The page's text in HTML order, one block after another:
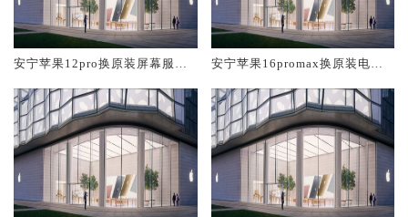
安宁苹果12pro换原装屏幕服务
安宁苹果16promax换原装电池